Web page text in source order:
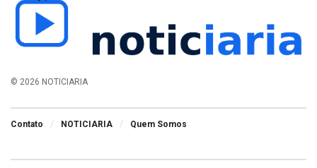
© 2026 NOTICIARIA
Contato NOTICIARIA Quem Somos